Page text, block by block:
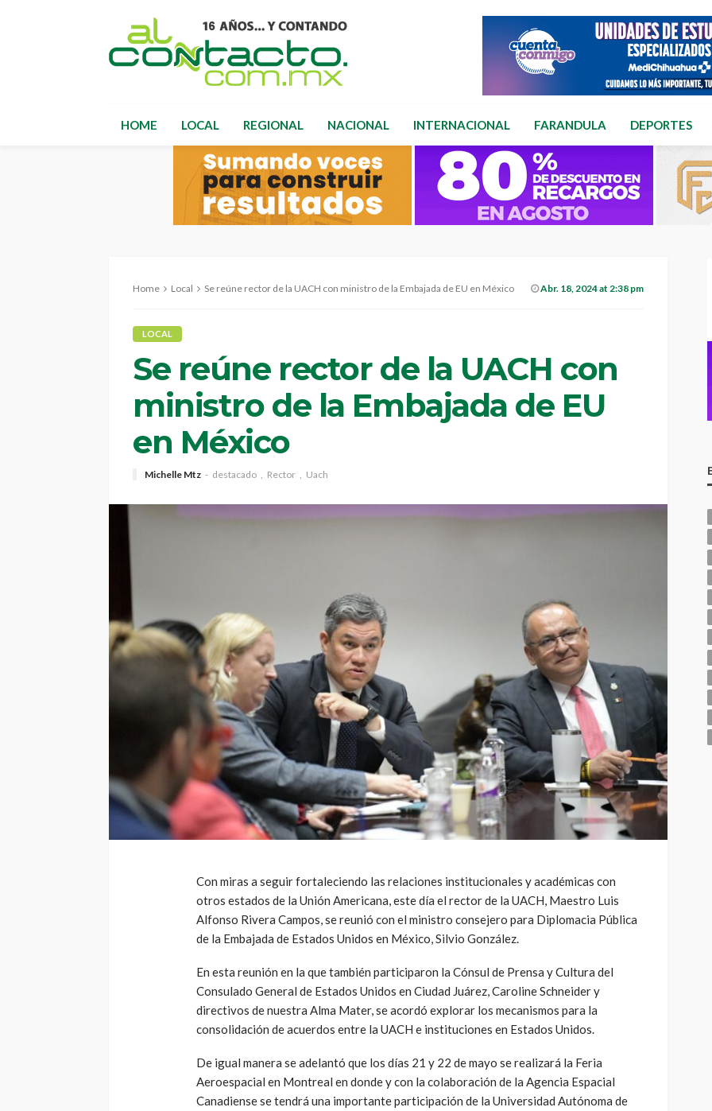
HOME LOCAL REGIONAL NACIONAL INTERNACIONAL FARANDULA DEPORTES
Home Local Se reúne rector de la UACH con ministro de la Embajada de EU en México Abr. 18, 2024 at 2:38 pm
LOCAL
Se reúne rector de la UACH con
ministro de la Embajada de EU
en México
Michelle Mtz destacado Rector Uach
Con miras a seguir fortaleciendo las relaciones institucionales y académicas con
otros estados de la Unión Americana, este día el rector de la UACH, Maestro Luis
Alfonso Rivera Campos, se reunió con el ministro consejero para Diplomacia Pública
de la Embajada de Estados Unidos en México, Silvio González.
En esta reunión en la que también participaron la Cónsul de Prensa y Cultura del
Consulado General de Estados Unidos en Ciudad Juárez, Caroline Schneider y
directivos de nuestra Alma Mater, se acordó explorar los mecanismos para la
consolidación de acuerdos entre la UACH e instituciones en Estados Unidos.
De igual manera se adelantó que los días 21 y 22 de mayo se realizará la Feria
Aeroespacial en Montreal en donde y con la colaboración de la Agencia Espacial
Canadiense se tendrá una importante participación de la Universidad Autónoma de